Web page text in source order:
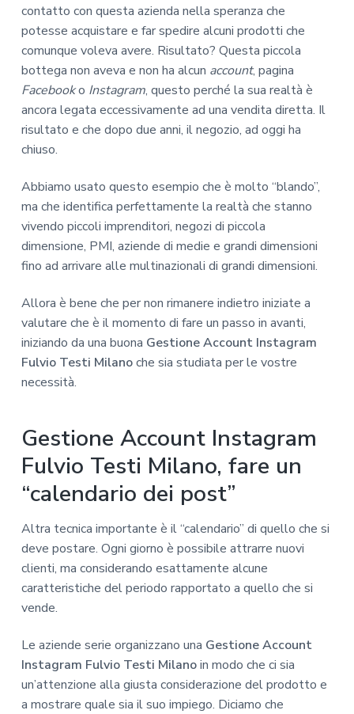
contatto con questa azienda nella speranza che
potesse acquistare e far spedire alcuni prodotti che
comunque voleva avere. Risultato? Questa piccola
bottega non aveva e non ha alcun account, pagina
Facebooko Instagram, questo perché la sua realtà è
ancora legata eccessivamente ad una vendita diretta. Il
risultato e che dopo due anni, il negozio, ad oggi ha
chiuso.
Abbiamo usato questo esempio che è molto “blando”,
ma che identifica perfettamente la realtà che stanno
vivendo piccoli imprenditori, negozi di piccola
dimensione, PMI, aziende di medie e grandi dimensioni
fino ad arrivare alle multinazionali di grandi dimensioni.
Allora è bene che per non rimanere indietro iniziate a
valutare che è il momento di fare un passo in avanti,
iniziando da una buona Gestione Account Instagram
Fulvio Testi Milanoche sia studiata per le vostre
necessità.
Gestione Account Instagram
Fulvio Testi Milano, fare un
“calendario dei post”
Altra tecnica importante è il “calendario” di quello che si
deve postare. Ogni giorno è possibile attrarre nuovi
clienti, ma considerando esattamente alcune
caratteristiche del periodo rapportato a quello che si
vende.
Le aziende serie organizzano una Gestione Account
Instagram Fulvio Testi Milanoin modo che ci sia
un’attenzione alla giusta considerazione del prodotto e
a mostrare quale sia il suo impiego. Diciamo che